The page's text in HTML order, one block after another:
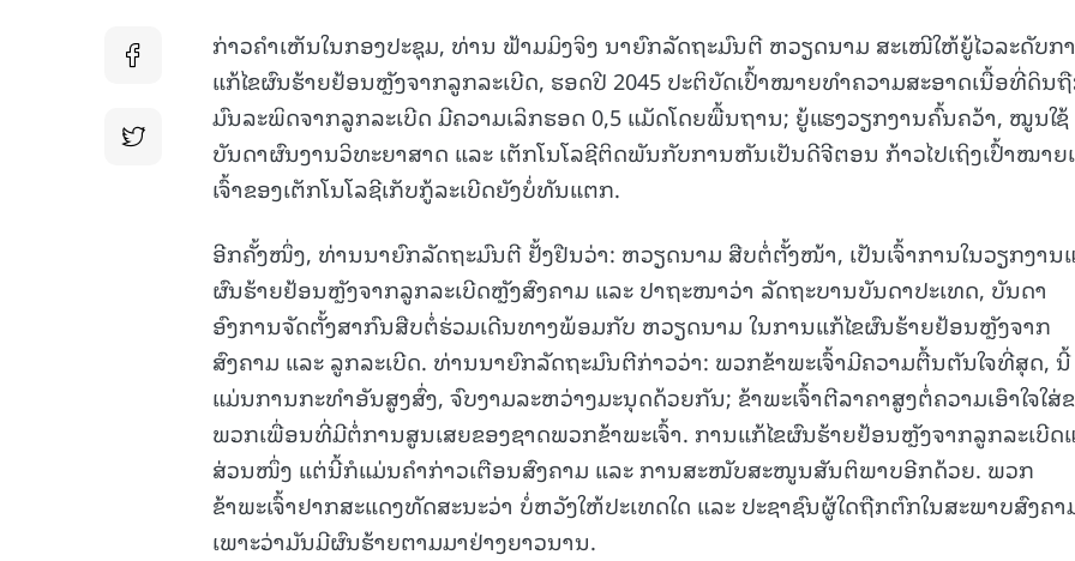
ກ່າວຄຳເຫັນໃນກອງປະຊຸມ, ທ່ານ ຟ້າມມິງຈິງ ນາຍົກລັດຖະມົນຕີ ຫວຽດນາມ ສະເໜີໃຫ້ຍູ້ໄວລະດັບກ
ແກ້ໄຂຜົນຮ້າຍຢ້ອນຫຼັງຈາກລູກລະເບີດ, ຮອດປີ 2045 ປະຕິບັດເປົ້າໝາຍທຳຄວາມສະອາດເນື້ອທີ່ດິນ
ມົນລະພິດຈາກລູກລະເບີດ ມີຄວາມເລິກຮອດ 0,5 ແມັດໂດຍພື້ນຖານ; ຍູ້ແຮງວຽກງານຄົ້ນຄວ້າ, ໝູນໃຊ້
ບັນດາຜົນງານວິທະຍາສາດ ແລະ ເຕັກໂນໂລຊີຕິດພັນກັບການຫັນເປັນດີຈີຕອນ ກ້າວໄປເຖິງເປົ້າໝາຍ
ເຈົ້າຂອງເຕັກໂນໂລຊີເກັບກູ້ລະເບີດຍັງບໍ່ທັນແຕກ.
ອີກຄັ້ງໜຶ່ງ, ທ່ານນາຍົກລັດຖະມົນຕີ ຢັ້ງຢືນວ່າ: ຫວຽດນາມ ສືບຕໍ່ຕັ້ງໜ້າ, ເປັນເຈົ້າການໃນວຽກງານ
ຜົນຮ້າຍຢ້ອນຫຼັງຈາກລູກລະເບີດຫຼັງສົງຄາມ ແລະ ປາຖະໜາວ່າ ລັດຖະບານບັນດາປະເທດ, ບັນດາ
ອົງການຈັດຕັ້ງສາກົນສືບຕໍ່ຮ່ວມເດີນທາງພ້ອມກັບ ຫວຽດນາມ ໃນການແກ້ໄຂຜົນຮ້າຍຢ້ອນຫຼັງຈາກ
ສົງຄາມ ແລະ ລູກລະເບີດ. ທ່ານນາຍົກລັດຖະມົນຕີກ່າວວ່າ: ພວກຂ້າພະເຈົ້າມີຄວາມຕື້ນຕັນໃຈທີ່ສຸດ, ນີ້
ແມ່ນການກະທຳອັນສູງສົ່ງ, ຈົບງາມລະຫວ່າງມະນຸດດ້ວຍກັນ; ຂ້າພະເຈົ້າຕີລາຄາສູງຕໍ່ຄວາມເອົາໃຈໃສ່
ພວກເພື່ອນທີ່ມີຕໍ່ການສູນເສຍຂອງຊາດພວກຂ້າພະເຈົ້າ. ການແກ້ໄຂຜົນຮ້າຍຢ້ອນຫຼັງຈາກລູກລະເບີດ
ສ່ວນໜຶ່ງ ແຕ່ນີ້ກໍແມ່ນຄຳກ່າວເຕືອນສົງຄາມ ແລະ ການສະໜັບສະໜູນສັນຕິພາບອີກດ້ວຍ. ພວກ
ຂ້າພະເຈົ້າຢາກສະແດງທັດສະນະວ່າ ບໍ່ຫວັງໃຫ້ປະເທດໃດ ແລະ ປະຊາຊົນຜູ້ໃດຖືກຕົກໃນສະພາບສົງຄາ
ເພາະວ່າມັນມີຜົນຮ້າຍຕາມມາຢ່າງຍາວນານ.
15.040(07-08-